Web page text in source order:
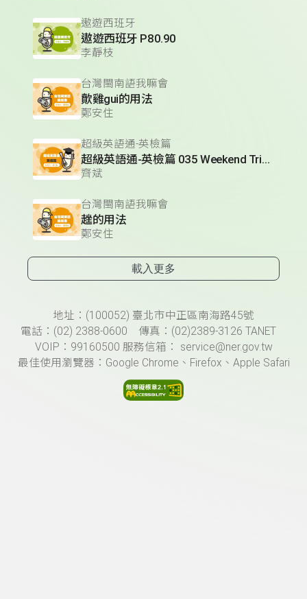
遨遊西班牙
遨遊西班牙 P80.90
李靜枝
台灣閩南語我嘛會
歕雞gui的用法
鄭安住
超級英語通-英檢篇
超級英語通-英檢篇 035 Weekend Trip- 週末旅遊
齊斌
台灣閩南語我嘛會
趖的用法
鄭安住
載入更多
頁尾資訊地址：(100052) 臺北市中正區南海路45號
電話：(02) 2388-0600 傳真：(02)2389-3126 TANET
VOIP：99160500 服務信箱： service@ner.gov.tw
最佳使用瀏覽器：Google Chrome、Firefox、Apple Safari